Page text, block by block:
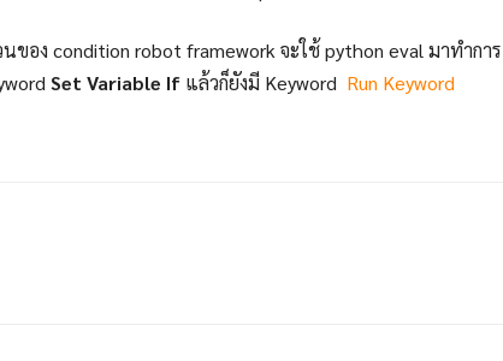
อง condition robot framework จะใช้ python eval มาทำการ
Set Variable If แล้วก็ยังมี Keyword Run Keyword